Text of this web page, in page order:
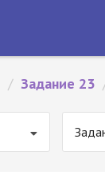
/ Задание 23